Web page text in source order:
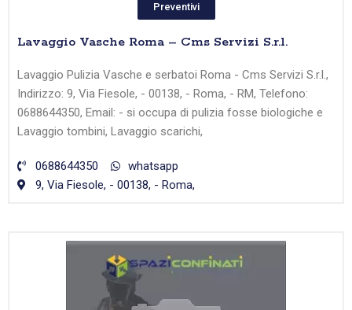
Preventivi
Lavaggio Vasche Roma – Cms Servizi S.r.l.
Lavaggio Pulizia Vasche e serbatoi Roma - Cms Servizi S.r.l.,
Indirizzo: 9, Via Fiesole, - 00138, - Roma, - RM, Telefono:
0688644350, Email: - si occupa di pulizia fosse biologiche e
Lavaggio tombini, Lavaggio scarichi,
0688644350
whatsapp
9, Via Fiesole, - 00138, - Roma,